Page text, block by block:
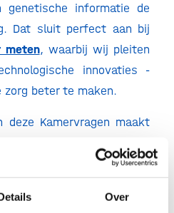
Over
informatie de
Dat sluit perfect aan bij
meten, waarbij wij pleiten
innovaties -
zorg beter te maken.
deze Kamervragen maakt
De ambitie is er, de
dat we de benodigde